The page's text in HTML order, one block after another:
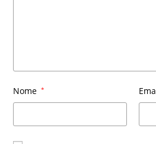
Nome *